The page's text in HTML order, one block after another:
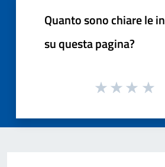
Quanto sono chiare le
su questa pagina?